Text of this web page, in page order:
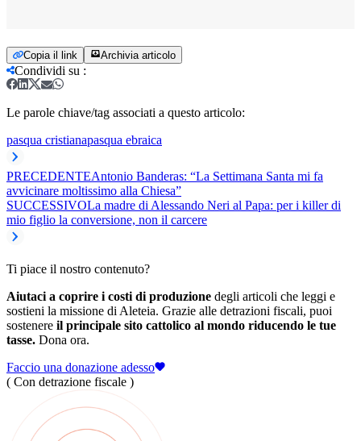
Copia il link Archivia articolo
Condividi su :
Le parole chiave/tag associati a questo articolo:
pasqua cristianapasqua ebraica
PRECEDENTEAntonio Banderas: “La Settimana Santa mi fa
avvicinare moltissimo alla Chiesa”
SUCCESSIVOLa madre di Alessando Neri al Papa: per i killer di
mio figlio la conversione, non il carcere
Ti piace il nostro contenuto?
Aiutaci a coprire i costi di produzione degli articoli che leggi e
sostieni la missione di Aleteia. Grazie alle detrazioni fiscali, puoi
sostenere il principale sito cattolico al mondo riducendo le tue
tasse. Dona ora.
Faccio una donazione adesso
( Con detrazione fiscale )